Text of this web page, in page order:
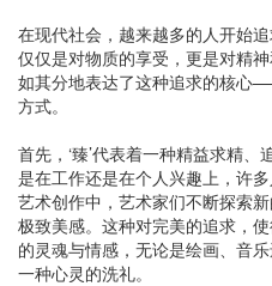
在现代社会，越来越多的人开始
仅仅是对物质的享受，更是对精
如其分地表达了这种追求的核心
方式。
首先，‘臻’代表着一种精益求精
是在工作还是在个人兴趣上，许
艺术创作中，艺术家们不断探索
极致美感。这种对完美的追求，
的灵魂与情感，无论是绘画、音
一种心灵的洗礼。